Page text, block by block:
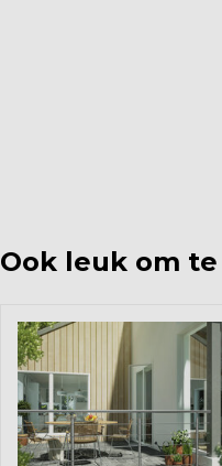
Ook leuk om